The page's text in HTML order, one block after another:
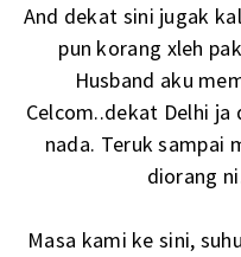
And dekat sini jugak
pun korang xleh
Husband aku
Celcom..dekat Delhi
nada. Teruk sampai
diorang
Masa kami ke sini,